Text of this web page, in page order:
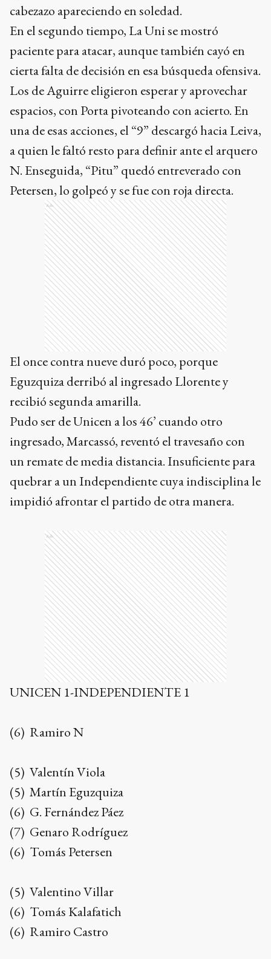
cabezazo apareciendo en soledad.
En el segundo tiempo, La Uni se mostró
paciente para atacar, aunque también cayó en
cierta falta de decisión en esa búsqueda ofensiva.
Los de Aguirre eligieron esperar y aprovechar
espacios, con Porta pivoteando con acierto. En
una de esas acciones, el “9” descargó hacia Leiva,
a quien le faltó resto para definir ante el arquero
N. Enseguida, “Pitu” quedó entreverado con
Petersen, lo golpeó y se fue con roja directa.
Ads
El once contra nueve duró poco, porque
Eguzquiza derribó al ingresado Llorente y
recibió segunda amarilla.
Pudo ser de Unicen a los 46’ cuando otro
ingresado, Marcassó, reventó el travesaño con
un remate de media distancia. Insuficiente para
quebrar a un Independiente cuya indisciplina le
impidió afrontar el partido de otra manera.
Ads
UNICEN 1-INDEPENDIENTE 1
(6) Ramiro N
(5) Valentín Viola
(5) Martín Eguzquiza
(6) G. Fernández Páez
(7) Genaro Rodríguez
(6) Tomás Petersen
(5) Valentino Villar
(6) Tomás Kalafatich
(6) Ramiro Castro